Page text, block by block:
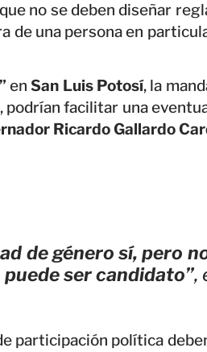
no se deben diseñar
de una persona en
enSan Luis Potosí, la
facilitar una
Ricardo Gallardo
de género sí, pero
ser candidato”,
participación política